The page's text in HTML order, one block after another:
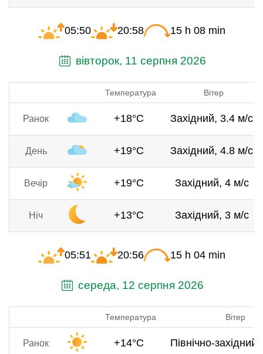
05:50 20:58 15 h 08 min
вівторок, 11 серпня 2026
Температура Вітер
Ранок +18°C Західний, 3.4 м/с
День +19°C Західний, 4.8 м/с
Вечір +19°C Західний, 4 м/с
Ніч +13°C Західний, 3 м/с
05:51 20:56 15 h 04 min
середа, 12 серпня 2026
Температура Вітер
Ранок +14°C Північно-